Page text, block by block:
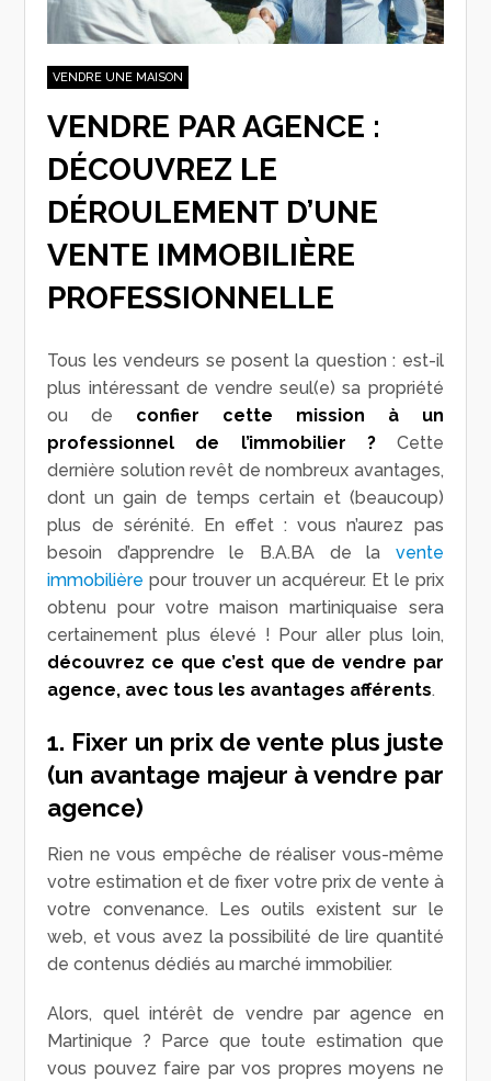
VENDRE UNE MAISON
VENDRE PAR AGENCE :
DÉCOUVREZ LE
DÉROULEMENT D’UNE
VENTE IMMOBILIÈRE
PROFESSIONNELLE
Tous les vendeurs se posent la question : est-il
plus intéressant de vendre seul(e) sa propriété
ou de confier cette mission à un
professionnel de l’immobilier ? Cette
dernière solution revêt de nombreux avantages,
dont un gain de temps certain et (beaucoup)
plus de sérénité. En effet : vous n’aurez pas
besoin d’apprendre le B.A.BA de la vente
immobilière pour trouver un acquéreur. Et le prix
obtenu pour votre maison martiniquaise sera
certainement plus élevé ! Pour aller plus loin,
découvrez ce que c’est que de vendre par
agence, avec tous les avantages afférents.
1. Fixer un prix de vente plus juste
(un avantage majeur à vendre par
agence)
Rien ne vous empêche de réaliser vous-même
votre estimation et de fixer votre prix de vente à
votre convenance. Les outils existent sur le
web, et vous avez la possibilité de lire quantité
de contenus dédiés au marché immobilier.
Alors, quel intérêt de vendre par agence en
Martinique ? Parce que toute estimation que
vous pouvez faire par vos propres moyens ne